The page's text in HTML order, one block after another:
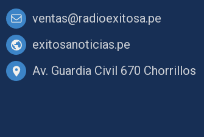
ventas@radioexitosa.pe
exitosanoticias.pe
Av. Guardia Civil 670 Chorrillos